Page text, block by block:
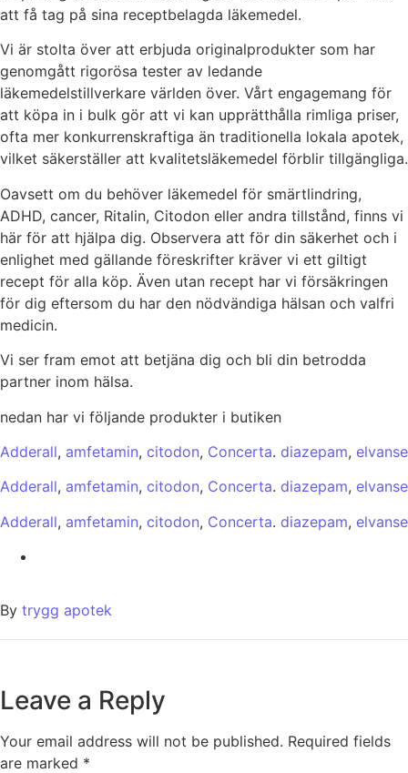
att få tag på sina receptbelagda läkemedel.
Vi är stolta över att erbjuda originalprodukter som har
genomgått rigorösa tester av ledande
läkemedelstillverkare världen över. Vårt engagemang för
att köpa in i bulk gör att vi kan upprätthålla rimliga priser,
ofta mer konkurrenskraftiga än traditionella lokala apotek,
vilket säkerställer att kvalitetsläkemedel förblir tillgängliga.
Oavsett om du behöver läkemedel för smärtlindring,
ADHD, cancer, Ritalin, Citodon eller andra tillstånd, finns vi
här för att hjälpa dig. Observera att för din säkerhet och i
enlighet med gällande föreskrifter kräver vi ett giltigt
recept för alla köp. Även utan recept har vi försäkringen
för dig eftersom du har den nödvändiga hälsan och valfri
medicin.
Vi ser fram emot att betjäna dig och bli din betrodda
partner inom hälsa.
nedan har vi följande produkter i butiken
Adderall, amfetamin, citodon, Concerta. diazepam, elvanse
Adderall, amfetamin, citodon, Concerta. diazepam, elvanse
Adderall, amfetamin, citodon, Concerta. diazepam, elvanse
By trygg apotek
Leave a Reply
Your email address will not be published. Required fields
are marked *